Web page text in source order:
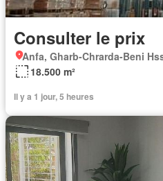
Consulter le prix
Anfa, Gharb-Chrarda-Beni
18.500 m²
Il y a 1 jour, 5 heures